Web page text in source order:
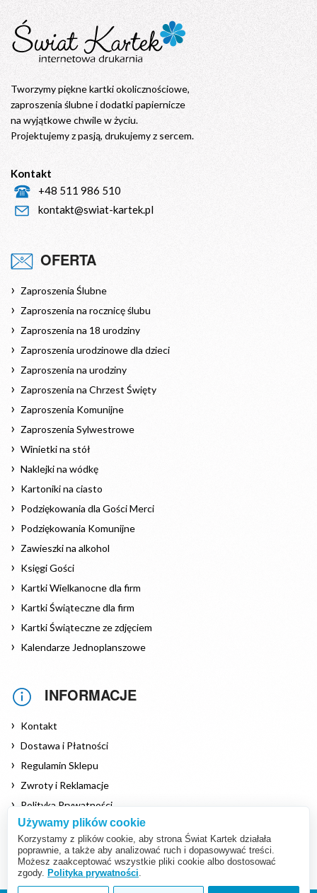
Tworzymy piękne kartki okolicznościowe,
zaproszenia ślubne i dodatki papiernicze
na wyjątkowe chwile w życiu.
Projektujemy z pasją, drukujemy z sercem.
Kontakt
+48 511 986 510
kontakt@swiat-kartek.pl
OFERTA
Zaproszenia Ślubne
Zaproszenia na rocznicę ślubu
Zaproszenia na 18 urodziny
Zaproszenia urodzinowe dla dzieci
Zaproszenia na urodziny
Zaproszenia na Chrzest Święty
Zaproszenia Komunijne
Zaproszenia Sylwestrowe
Winietki na stół
Naklejki na wódkę
Kartoniki na ciasto
Podziękowania dla Gości Merci
Podziękowania Komunijne
Zawieszki na alkohol
Księgi Gości
Kartki Wielkanocne dla firm
Kartki Świąteczne dla firm
Kartki Świąteczne ze zdjęciem
Kalendarze Jednoplanszowe
INFORMACJE
Kontakt
Dostawa i Płatności
Regulamin Sklepu
Zwroty i Reklamacje
Polityka Prywatności
Polityka Cookies
Używamy plików cookie
Korzystamy z plików cookie, aby strona Świat Kartek działała
poprawnie, a także aby analizować ruch i dopasowywać treści.
Możesz zaakceptować wszystkie pliki cookie albo dostosować
zgody. Polityka prywatności.